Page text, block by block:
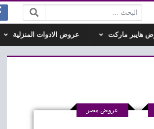
البحث:
هايبر ماركت عروض الادوات المنزلية
عروض مصر